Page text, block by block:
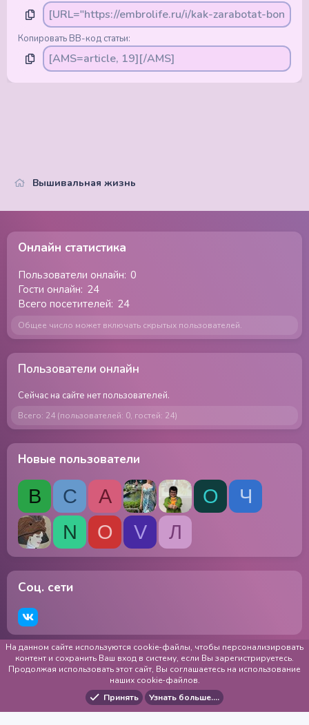
Копировать BB-код статьи
Вышивальная жизнь
Онлайн статистика
Пользователи онлайн 0
Гости онлайн 24
Всего посетителей 24
Общее число может включать скрытых пользователей.
Пользователи онлайн
Сейчас на сайте нет пользователей.
Всего: 24 (пользователей: 0, гостей: 24)
Новые пользователи
В С А О
Ч
N
О V Л
Соц. сети
RU Обратная связь
Использование cookie-файлов
Публичная оферта
Сведения об образовательной организации
Обработка и хранение персональных данных
Политика конфиденциальности
Помощь Главная
На данном сайте используются cookie-файлы, чтобы персонализировать
контент и сохранить Ваш вход в систему, если Вы зарегистрируетесь.
Продолжая использовать этот сайт, Вы соглашаетесь на использование
наших cookie-файлов.
Принять
Узнать больше.…